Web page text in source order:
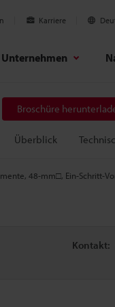
Karriere
Unternehmen
Broschüre
Überblick
48-mm□, Ein-Schritt-
Kontakt: